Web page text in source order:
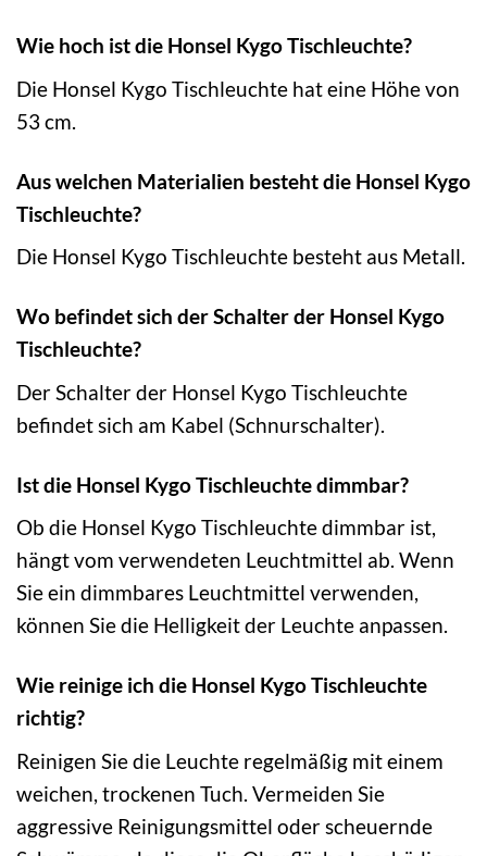
Wie hoch ist die Honsel Kygo Tischleuchte?
Die Honsel Kygo Tischleuchte hat eine Höhe von
53 cm.
Aus welchen Materialien besteht die Honsel Kygo
Tischleuchte?
Die Honsel Kygo Tischleuchte besteht aus Metall.
Wo befindet sich der Schalter der Honsel Kygo
Tischleuchte?
Der Schalter der Honsel Kygo Tischleuchte
befindet sich am Kabel (Schnurschalter).
Ist die Honsel Kygo Tischleuchte dimmbar?
Ob die Honsel Kygo Tischleuchte dimmbar ist,
hängt vom verwendeten Leuchtmittel ab. Wenn
Sie ein dimmbares Leuchtmittel verwenden,
können Sie die Helligkeit der Leuchte anpassen.
Wie reinige ich die Honsel Kygo Tischleuchte
richtig?
Reinigen Sie die Leuchte regelmäßig mit einem
weichen, trockenen Tuch. Vermeiden Sie
aggressive Reinigungsmittel oder scheuernde